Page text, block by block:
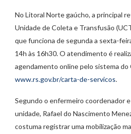
No Litoral Norte gaúcho, a principal
Unidade de Coleta e Transfusão
que funciona de segunda a sexta-
14h às 16h30. O atendimento é
agendamento online pelo sistema do
www.rs.gov.br/carta-de-servicos.
Segundo o enfermeiro coordenador
unidade, Rafael do Nascimento
costuma registrar uma mobilização